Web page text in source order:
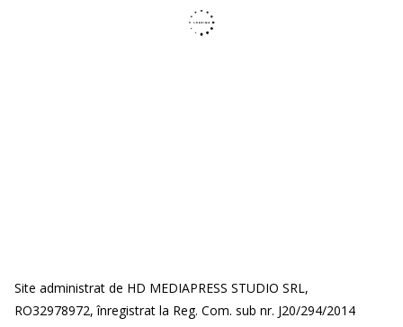
Site administrat de HD MEDIAPRESS STUDIO SRL,
RO32978972, înregistrat la Reg. Com. sub nr. J20/294/2014